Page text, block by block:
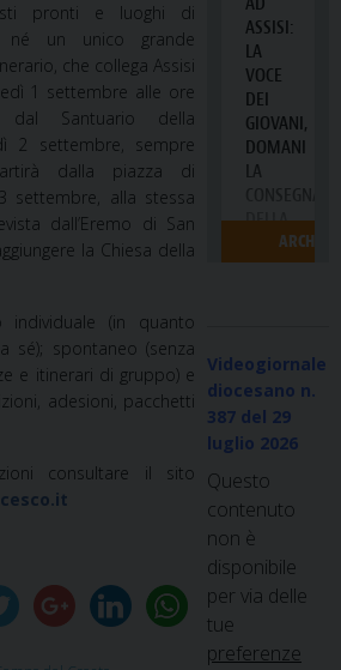
pronti e luoghi di
né un unico grande
che collega Assisi
1 settembre alle ore
Santuario della
2 settembre, sempre
dalla piazza di
settembre, alla stessa
dall’Eremo di San
la Chiesa della
individuale (in quanto
sé); spontaneo (senza
e itinerari di gruppo) e
adesioni, pacchetti
consultare il sito
Videogiornale
diocesano n.
387 del 29
luglio 2026
Questo
contenuto
non è
disponibile
per via delle
tue
preferenze